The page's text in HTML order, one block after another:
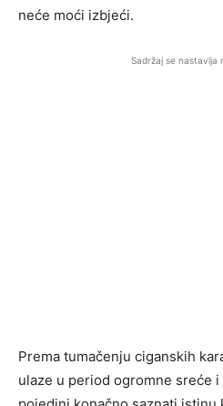
neće moći izbjeći.
Sadržaj se nastavlja
Prema tumačenju ciganskih
ulaze u period ogromne sreće